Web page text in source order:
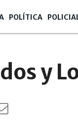
POLÍTICA
y